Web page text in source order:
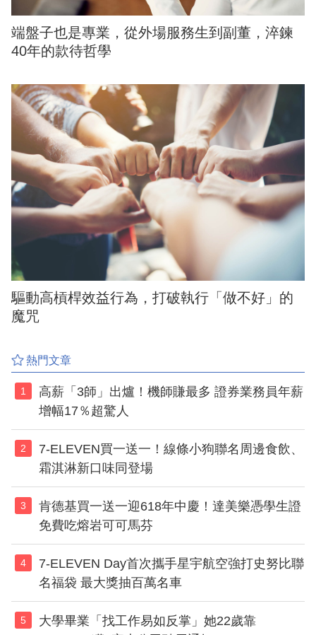
端盤子也是專業，從外場服務生到副董，淬鍊
40年的款待哲學
驅動高槓桿效益行為，打破執行「做不好」的
魔咒
熱門文章
1
高薪「3師」出爐！機師賺最多 證券業務員年薪
增幅17％超驚人
2
7-ELEVEN買一送一！線條小狗聯名周邊食飲、
霜淇淋新口味同登場
3
肯德基買一送一迎618年中慶！達美樂憑學生證
免費吃熔岩可可馬芬
4
7-ELEVEN Day首次攜手星宇航空強打史努比聯
名福袋 最大獎抽百萬名車
5
大學畢業「找工作易如反掌」她22歲靠